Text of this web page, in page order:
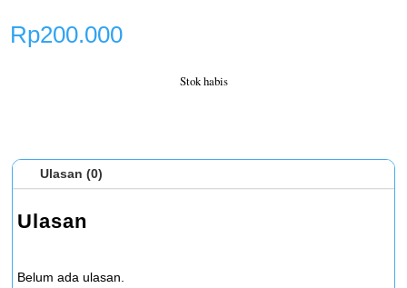
Rp200.000
Stok habis
Ulasan (0)
Ulasan
Belum ada ulasan.